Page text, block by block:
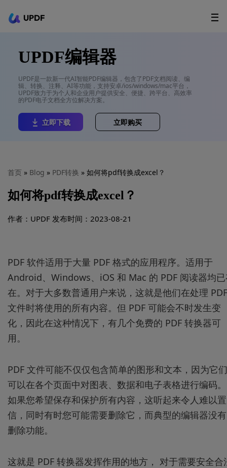
UPDF
AI Agents
用户指南
升级会员
UPDF编辑器
UPDF是一款新一代AI智能PDF编辑器，包含了PDF文档阅读、编
辑、转换、注释、AI等功能，支持安卓/ios/windows/mac平台，
UPDF致力于为个人和企业用户提供安全、便捷、跨平台、高效率
的PDF电子文档全方位解决方案。
立即下载 立即购买
首页 » Blog » PDF转换 » 如何将pdf转换成excel？
如何将pdf转换成excel？
作者：UPDF 发布时间：2023-08-21
PDF 软件适用于大量 PDF 格式的应用程序。适用于
Android、Windows、iOS 和 Mac 的 PDF 阅读器均
在。对于大多数普通用户来说，这就是他们在处理 PDF
文件时将使用的所有内容。但 PDF 可能会不时发生变
化，因此在这种情况下，有几个免费的 PDF 转换器可
用。
PDF 文件可能不仅仅包含简单的图形和文本，因为它们
可以在各个页面中对图表、数据和电子表格进行编码。
如果您希望保存和保护所有内容，这听起来令人难以置
信，同时有时您可能需要删除它，而典型的编辑器没有
删除功能。
这就是 PDF 转换器发挥作用的地方， 对于需要安全合